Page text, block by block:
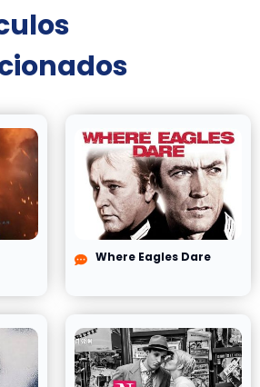
Where Eagles Dare